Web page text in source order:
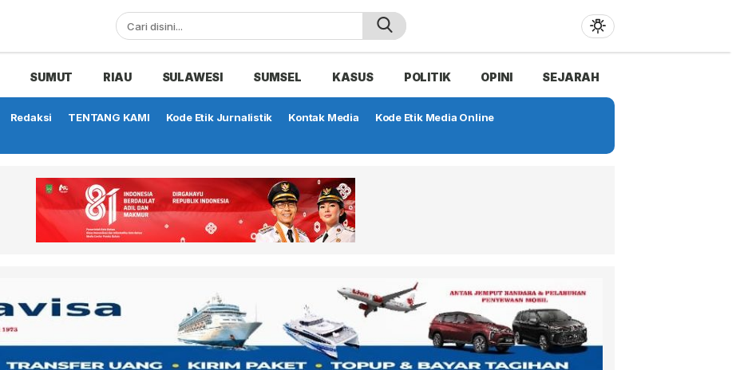
SUMUT RIAU SULAWESI SUMSEL KASUS POLITIK OPINI SEJARAH
Redaksi TENTANG KAMI Kode Etik Jurnalistik Kontak Media Kode Etik Media Online